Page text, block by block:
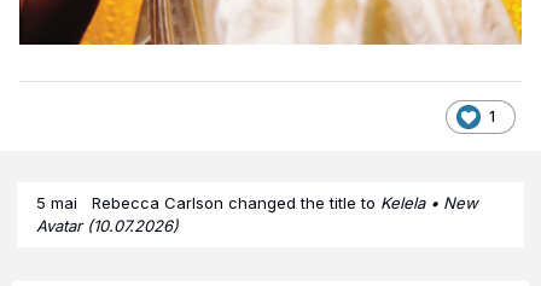
1
5 mai Rebecca Carlson changed the title to Kelela • New
Avatar (10.07.2026)